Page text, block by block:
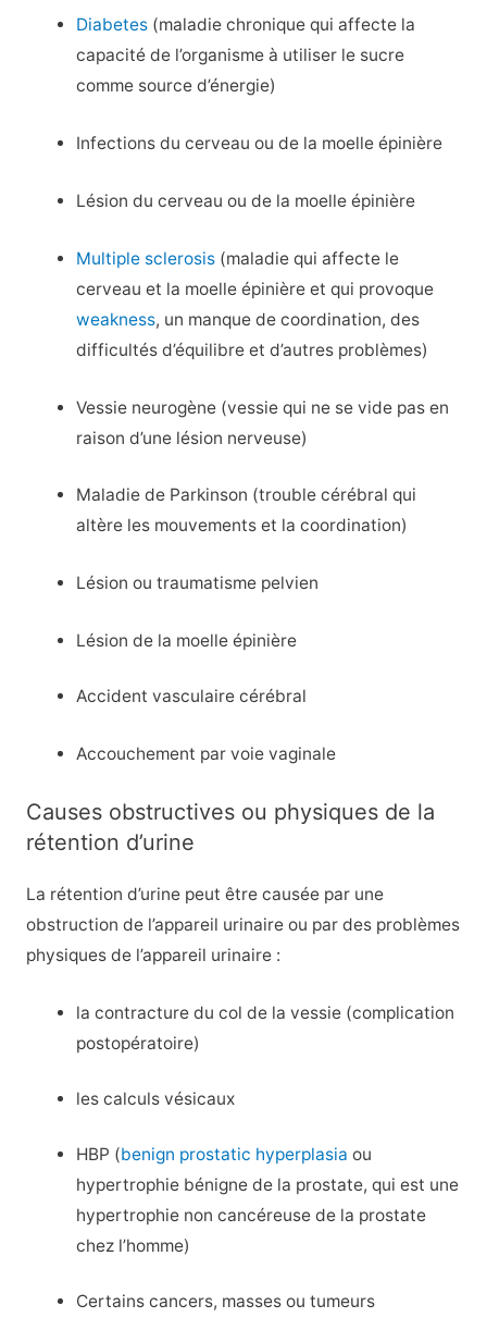
Diabetes (maladie chronique qui affecte la
capacité de l’organisme à utiliser le sucre
comme source d’énergie)
Infections du cerveau ou de la moelle épinière
Lésion du cerveau ou de la moelle épinière
Multiple sclerosis (maladie qui affecte le
cerveau et la moelle épinière et qui provoque
weakness, un manque de coordination, des
difficultés d’équilibre et d’autres problèmes)
Vessie neurogène (vessie qui ne se vide pas en
raison d’une lésion nerveuse)
Maladie de Parkinson (trouble cérébral qui
altère les mouvements et la coordination)
Lésion ou traumatisme pelvien
Lésion de la moelle épinière
Accident vasculaire cérébral
Accouchement par voie vaginale
Causes obstructives ou physiques de la
rétention d’urine
La rétention d’urine peut être causée par une
obstruction de l’appareil urinaire ou par des problèmes
physiques de l’appareil urinaire :
la contracture du col de la vessie (complication
postopératoire)
les calculs vésicaux
HBP (benign prostatic hyperplasia ou
hypertrophie bénigne de la prostate, qui est une
hypertrophie non cancéreuse de la prostate
chez l’homme)
Certains cancers, masses ou tumeurs